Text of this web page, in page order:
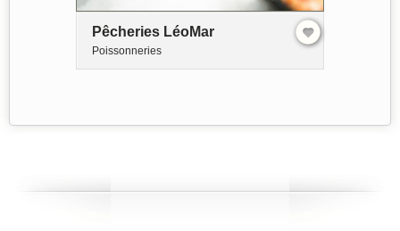
Pêcheries LéoMar
Poissonneries